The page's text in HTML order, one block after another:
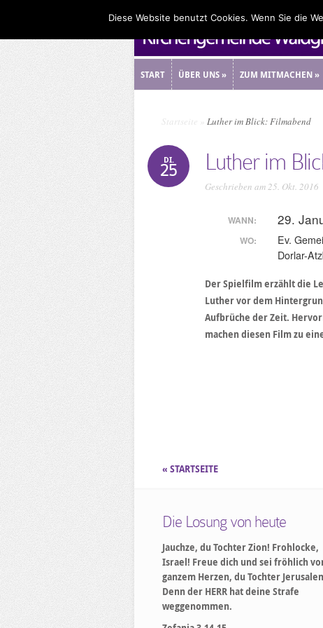
START ÜBER UNS» ZUM MITMACHEN»
Startseite Luther im Blick: Filmabend
DI.
25 Luther im
Geschrieben am 25. Okt. 2016
WANN: 29.
WO:
Ev.
Dorlar-
Der Spielfilm erzählt die
Luther vor dem
Aufbrüche der Zeit.
machen diesen Film zu
« STARTSEITE
Die Losung von heute
Jauchze, du Tochter Zion! Frohlocke,
Israel! Freue dich und sei fröhlich
ganzem Herzen, du Tochter
Denn der HERR hat deine Strafe
weggenommen.
Diese Website benutzt Cookies. Wenn Sie die